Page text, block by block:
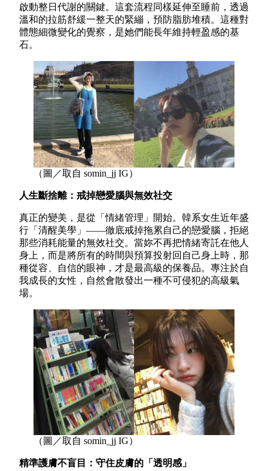
啟動整日代謝的關鍵。這套流程同樣延伸至睡前，透過
溫和的拉筋舒緩一整天的緊繃，預防脂肪堆積。這種對
體態細微變化的覺察，是她們能長年維持輕盈感的基
石。
（圖／取自 somin_jj IG）
人生斷捨離：戒掉戀愛腦與無效社交
真正的變美，是從「情緒管理」開始。韓系女生近年盛
行「清醒美學」——徹底戒掉拖累自己的戀愛腦，拒絕
那些消耗能量的無效社交。當妳不再把情緒寄託在他人
身上，而是將所有的時間與預算投射回自己身上時，那
種從容、自信的眼神，才是最高級的保養品。專注於自
我成長的女性，自然會散發出一種不可侵犯的高級氣
場。
（圖／取自 somin_jj IG）
精準護膚不盲目：守住皮膚的「透明感」